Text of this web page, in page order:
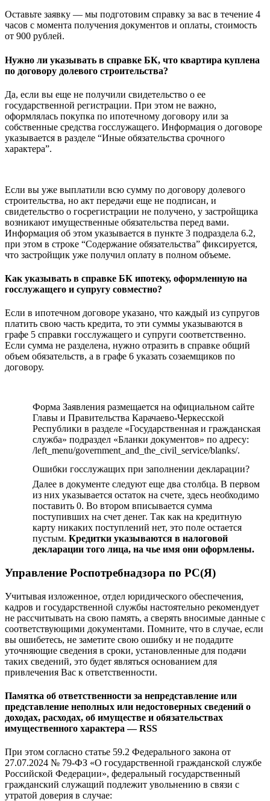
Оставьте заявку — мы подготовим справку за вас в течение 4
часов с момента получения документов и оплаты, стоимость
от 900 рублей.
Нужно ли указывать в справке БК, что квартира куплена
по договору долевого строительства?
Да, если вы еще не получили свидетельство о ее
государственной регистрации. При этом не важно,
оформлялась покупка по ипотечному договору или за
собственные средства госслужащего. Информация о договоре
указывается в разделе “Иные обязательства срочного
характера”.
Если вы уже выплатили всю сумму по договору долевого
строительства, но акт передачи еще не подписан, и
свидетельство о госрегистрации не получено, у застройщика
возникают имущественные обязательства перед вами.
Информация об этом указывается в пункте 3 подраздела 6.2,
при этом в строке “Содержание обязательства” фиксируется,
что застройщик уже получил оплату в полном объеме.
Как указывать в справке БК ипотеку, оформленную на
госслужащего и супругу совместно?
Если в ипотечном договоре указано, что каждый из супругов
платить свою часть кредита, то эти суммы указываются в
графе 5 справки госслужащего и супруги соответственно.
Если сумма не разделена, нужно отразить в справке общий
объем обязательств, а в графе 6 указать созаемщиков по
договору.
Форма Заявления размещается на официальном сайте
Главы и Правительства Карачаево-Черкесской
Республики в разделе «Государственная и гражданская
служба» подраздел «Бланки документов» по адресу:
/left_menu/government_and_the_civil_service/blanks/.
Ошибки госслужащих при заполнении декларации?
Далее в документе следуют еще два столбца. В первом
из них указывается остаток на счете, здесь необходимо
поставить 0. Во втором вписывается сумма
поступивших на счет денег. Так как на кредитную
карту никаких поступлений нет, это поле остается
пустым. Кредитки указываются в налоговой
декларации того лица, на чье имя они оформлены.
Управление Роспотребнадзора по РС(Я)
Учитывая изложенное, отдел юридического обеспечения,
кадров и государственной службы настоятельно рекомендует
не рассчитывать на свою память, а сверять вносимые данные с
соответствующими документами. Помните, что в случае, если
вы ошибетесь, не заметите свою ошибку и не подадите
уточняющие сведения в сроки, установленные для подачи
таких сведений, это будет являться основанием для
привлечения Вас к ответственности.
Памятка об ответственности за непредставление или
представление неполных или недостоверных сведений о
доходах, расходах, об имуществе и обязательствах
имущественного характера — RSS
При этом согласно статье 59.2 Федерального закона от
27.07.2024 № 79-ФЗ «О государственной гражданской службе
Российской Федерации», федеральный государственный
гражданский служащий подлежит увольнению в связи с
утратой доверия в случае: